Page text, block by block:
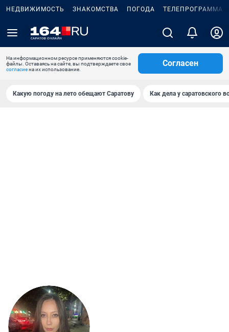
НЕДВИЖИМОСТЬ ЗНАКОМСТВА ПОГОДА ТЕЛЕПРОГРАММА
На информационном ресурсе применяются cookie-
файлы. Оставаясь на сайте, вы подтверждаете свое
согласиена их использование.
Согласен
Какую погоду на лето обещают Саратову Как дела у саратовского